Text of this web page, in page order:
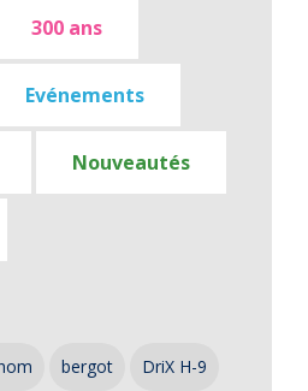
300 ans
Evénements
Nouveautés
bergot DriX H-9